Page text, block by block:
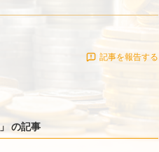
記事を報告する
」 の記事